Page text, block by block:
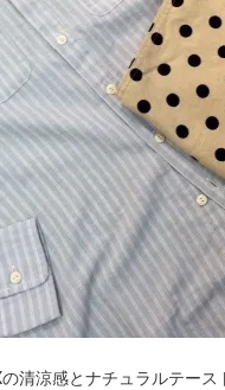
清涼感とナチュラルテー